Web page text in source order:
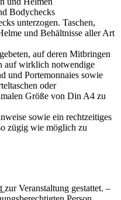
Bodychecks
unterzogen. Taschen,
und Behältnisse aller Art
auf deren Mitbringen
auf wirklich notwendige
und Portemonnaies sowie
oder
Größe von Din A4 zu
sowie ein rechtzeitiges
zügig wie möglich zu
zur Veranstaltung gestattet. –